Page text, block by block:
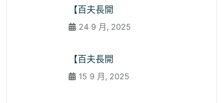
【百夫長開
24 9 月, 2025
【百夫長開
15 9 月, 2025